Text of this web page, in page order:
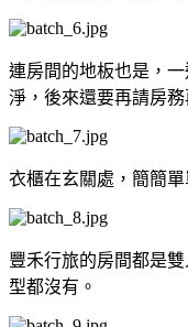
連房間的地板也是，
淨，後來還要再請房
衣櫃在玄關處，簡簡單
豐禾行旅的房間都是
型都沒有。